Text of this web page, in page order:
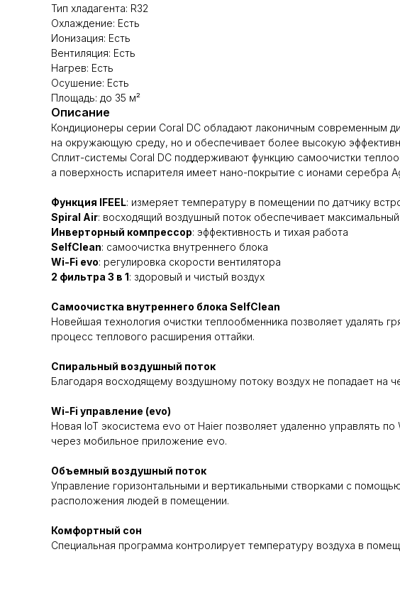
Тип хладагента: R32
Охлаждение: Есть
Ионизация: Есть
Вентиляция: Есть
Нагрев: Есть
Осушение: Есть
Площадь: до 35 м²
Описание
Кондиционеры серии Coral DC обладают лаконичным современным
на окружающую среду, но и обеспечивает более высокую
Сплит-системы Coral DC поддерживают функцию самоочистки
а поверхность испарителя имеет нано-покрытие с ионами серебра
Функция IFEEL: измеряет температуру в помещении по датчику
Spiral Air: восходящий воздушный поток обеспечивает
Инверторный компрессор: эффективность и тихая работа
SelfClean: самоочистка внутреннего блока
Wi-Fi evo: регулировка скорости вентилятора
2 фильтра 3 в 1: здоровый и чистый воздух
Самоочистка внутреннего блока SelfClean
Новейшая технология очистки теплообменника позволяет удалять
процесс теплового расширения оттайки.
Спиральный воздушный поток
Благодаря восходящему воздушному потоку воздух не попадает
Wi-Fi управление (evo)
Новая IoT экосистема evo от Haier позволяет удаленно управлять
через мобильное приложение evo.
Объемный воздушный поток
Управление горизонтальными и вертикальными створками с
расположения людей в помещении.
Комфортный сон
Специальная программа контролирует температуру воздуха в